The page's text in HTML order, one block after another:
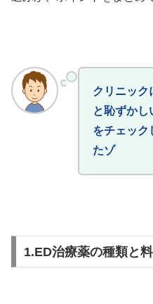
クリニック
と恥ずかし
をチェック
たゾ
1.ED治療薬の種類と